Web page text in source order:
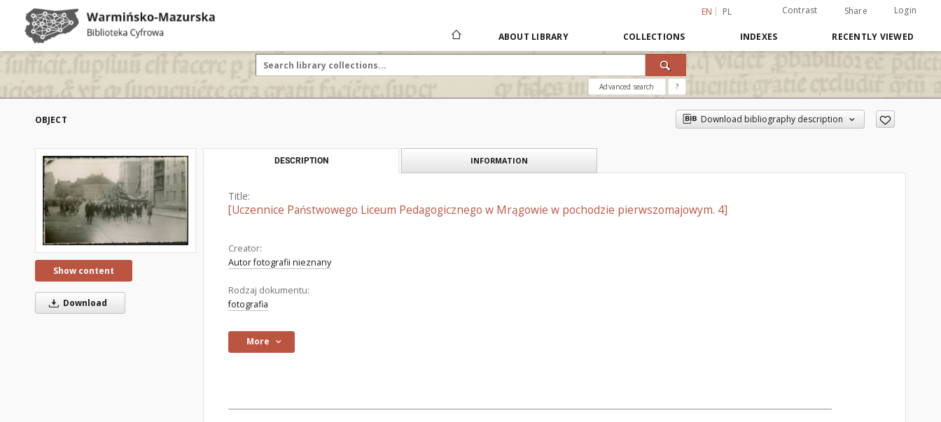
EN PL Contrast Share Login
ABOUT LIBRARY COLLECTIONS INDEXES RECENTLY VIEWED
Advanced search ?
OBJECT Download bibliography description
Show content
Download
DESCRIPTION INFORMATION
Title:
[Uczennice Państwowego Liceum Pedagogicznego w Mrągowie w pochodzie pierwszomajowym. 4]
Creator:
Autor fotografii nieznany
Rodzaj dokumentu:
fotografia
More